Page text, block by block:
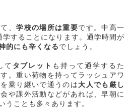
、学校の場所は重要です。中高一
することになります。通学時間が
的にも辛くなる でしょう。
て タブレット も持って通学するた
。重い荷物を持ってラッシュアワ
乗り継いで通うのは 大人でも厳し
や課外活動などがあれば、早朝に
うことも多々あります。